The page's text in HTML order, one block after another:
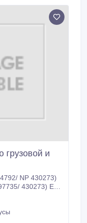
грузовой и
NP 430273)
430273) EC
EC 42226 S01
SNR